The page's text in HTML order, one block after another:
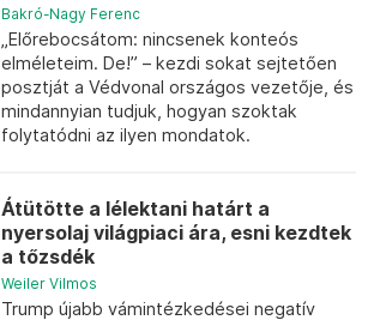
Bakró-Nagy Ferenc
„Előrebocsátom: nincsenek konteós
elméleteim. De!” – kezdi sokat sejtetően
posztját a Védvonal országos vezetője, és
mindannyian tudjuk, hogyan szoktak
folytatódni az ilyen mondatok.
Átütötte a lélektani határt a
nyersolaj világpiaci ára, esni kezdtek
a tőzsdék
Weiler Vilmos
Trump újabb vámintézkedései negatív